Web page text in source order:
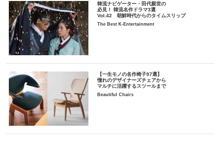
韓流ナビゲーター・田代親世の
必見！ 韓流名作ドラマ3選
Vol.42 朝鮮時代からのタイムスリップ
The Best K-Entertainment
【一生モノの名作椅子97選】
憧れのデザイナーズチェアから
マルチに活躍するスツールまで
Beautiful Chairs